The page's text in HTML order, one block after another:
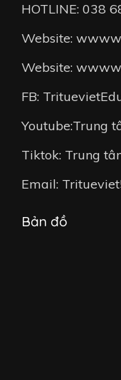
HOTLINE: 038
Website:
Website:
FB:
Youtube:Trung
Tiktok: Trung
Email:
Bản đồ